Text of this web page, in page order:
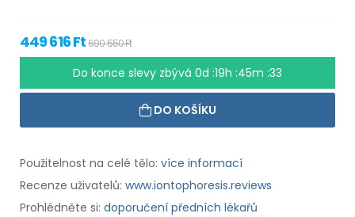
449 616 Ft690 550 Ft
Do konce slevy zbývá 0d :19h :45m :33
DO KOŠÍKU
Použitelnost na celé tělo: více informací
Recenze uživatelů: www.iontophoresis.reviews
Prohlédněte si: doporučení předních lékařů